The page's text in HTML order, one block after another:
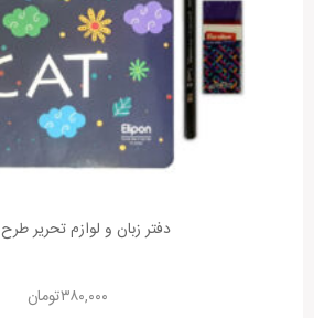
دفتر زبان و لوازم تحریر طرح CAT
تومان۳۸۰,۰۰۰